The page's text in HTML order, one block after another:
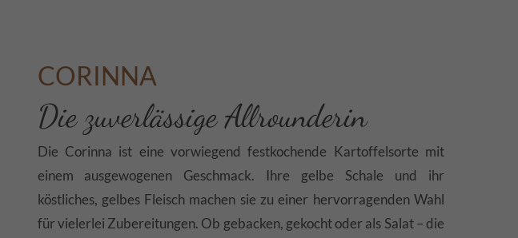
CORINNA
Die zuverlässige Allrounderin
Die Corinna ist eine vorwiegend festkochende Kartoffelsorte mit
einem ausgewogenen Geschmack. Ihre gelbe Schale und ihr
köstliches, gelbes Fleisch machen sie zu einer hervorragenden Wahl
für vielerlei Zubereitungen. Ob gebacken, gekocht oder als Salat – die